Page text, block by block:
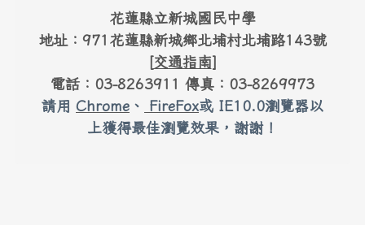
花蓮縣立新城國民中學
地址：971花蓮縣新城鄉北埔村北埔路143號
[交通指南]
電話：03-8263911 傳真：03-8269973
請用 Chrome 、 FireFox或 IE10.0瀏覽器以
上獲得最佳瀏覽效果，謝謝！